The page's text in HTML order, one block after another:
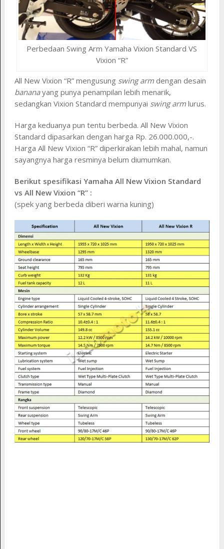
Perbedaan Swing Arm Yamaha Vixion Standard VS
Vixion “R”
All New Vixion “R” mengusung swing armdengan desain
bananayang punya penampilan lebih menarik,
sedangkan Vixion Standard mempunyai swing armlurus.
Harga keduanya pun tentu berbeda. All New Vixion
Standard dipasarkan dengan harga Rp. 26.000.000,-.
Harga All New Vixion “R” diperkirakan lebih mahal, namun
sayangnya harga resminya belum diumumkan.
Berikut spesifikasi Yamaha All New Vixion Standard
vs All New Vixion “R” :
(spek yang berbeda diberi warna kuning)